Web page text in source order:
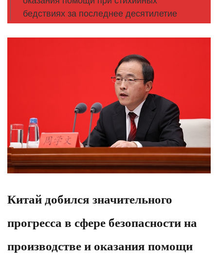
бедствиях за последнее десятилетие
Китай добился значительного
прогресса в сфере безопасности на
производстве и оказания помощи